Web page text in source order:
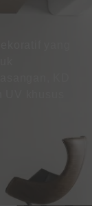
yang
KD
khusus